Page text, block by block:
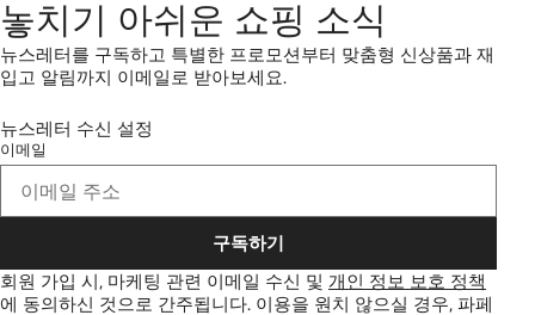
놓치기 아쉬운 쇼핑 소식
뉴스레터를 구독하고 특별한 프로모션부터 맞춤형 신상품과 재
입고 알림까지 이메일로 받아보세요.
뉴스레터 수신 설정
이메일
구독하기
회원 가입 시, 마케팅 관련 이메일 수신 및 개인 정보 보호 정책
에 동의하신 것으로 간주됩니다. 이용을 원치 않으실 경우, 파페